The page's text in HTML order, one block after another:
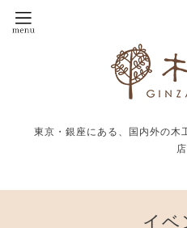
東京・銀座にある、国内外の木
店
イベ